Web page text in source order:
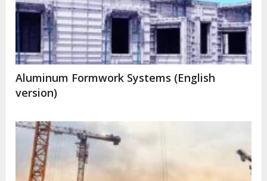
Aluminum Formwork Systems (English
version)